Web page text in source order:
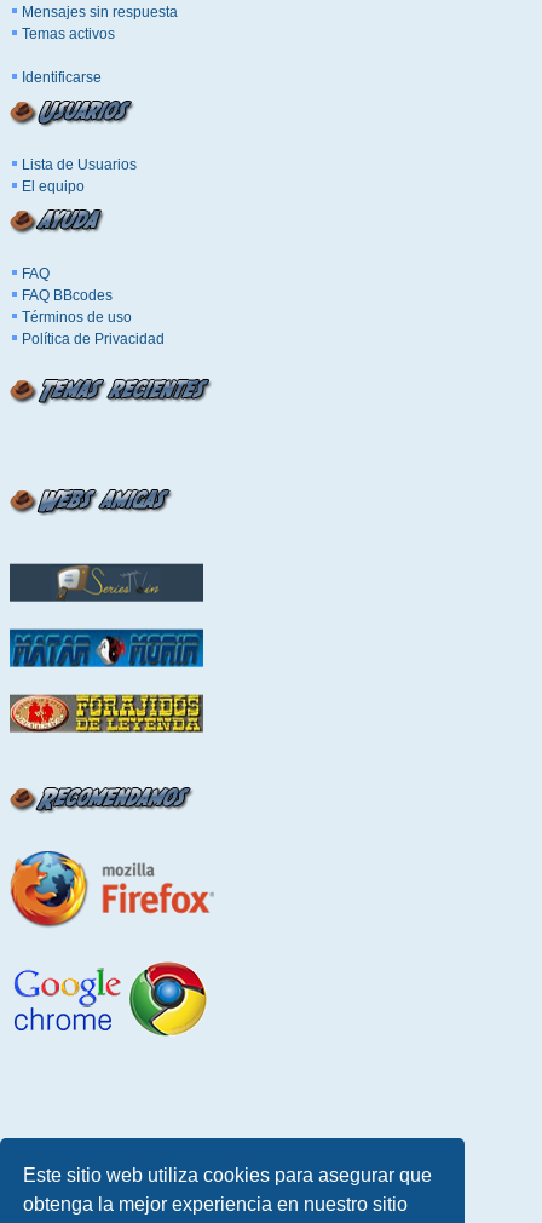
Este sitio web utiliza cookies para asegurar que
obtenga la mejor experiencia en nuestro sitio
Mensajes sin respuesta
Temas activos
Identificarse
Lista de Usuarios
El equipo
FAQ
FAQ BBcodes
Términos de uso
Política de Privacidad